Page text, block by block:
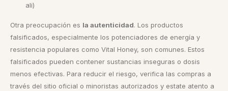
ali)
Otra preocupación es la autenticidad. Los productos
falsificados, especialmente los potenciadores de energía y
resistencia populares como Vital Honey, son comunes. Estos
falsificados pueden contener sustancias inseguras o dosis
menos efectivas. Para reducir el riesgo, verifica las compras a
través del sitio oficial o minoristas autorizados y estate atento a